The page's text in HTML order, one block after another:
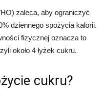
zaleca, aby ograniczyć
dziennego spożycia kalorii.
fizycznej oznacza to
około 4 łyżek cukru.
cukru?